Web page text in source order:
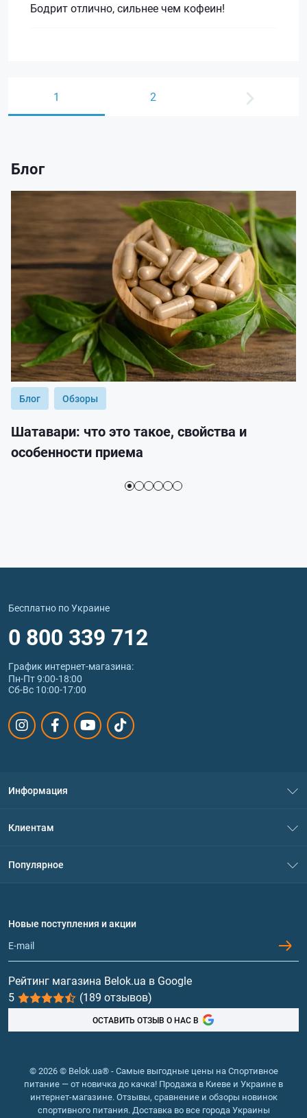
Бодрит отлично, сильнее чем кофеин!
1 2
Блог
Блог Обзоры
Шатавари: что это такое, свойства и
особенности приема
Бесплатно по Украине
0 800 339 712
График интернет‑магазина:
Пн-Пт 9:00-18:00
Сб-Вс 10:00-17:00
Информация
Политика конфиденциальности
Обмен и возврат
Клиентам
Популярное
Протеин
Гейнеры
Витамины и минералы
Рыбий жир, жирные кислоты
Новые поступления и акции
Рейтинг магазина Belok.ua в Google
5
(189 отзывов)
ОСТАВИТЬ ОТЗЫВ О НАС В
© 2026 © Belok.ua® - Самые выгодные цены на Спортивное
питание — от новичка до качка! Продажа в Киеве и Украине в
интернет-магазине. Отзывы, сравнение и обзоры новинок
спортивного питания. Доставка во все города Украины